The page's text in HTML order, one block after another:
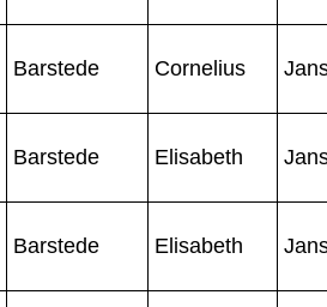
Barstede Cornelius
Barstede Elisabeth
Barstede Elisabeth